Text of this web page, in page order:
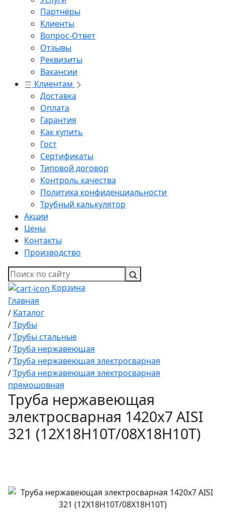
Партнёры
Клиенты
Вопрос-Ответ
Отзывы
Реквизиты
Вакансии
Клиентам
Доставка
Оплата
Гарантия
Как купить
Гост
Сертификаты
Типовой договор
Контроль качества
Политика конфиденциальности
Трубный калькулятор
Акции
Цены
Контакты
Производство
Корзина
Главная
/ Каталог
/Трубы
/Трубы стальные
/Труба нержавеющая
/Труба нержавеющая электросварная
/Труба нержавеющая электросварная
прямошовная
Труба нержавеющая
электросварная 1420х7 AISI
321 (12Х18Н10Т/08Х18Н10Т)